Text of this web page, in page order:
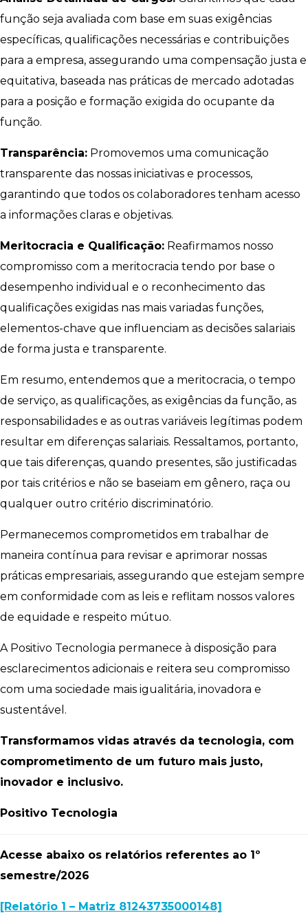
função seja avaliada com base em suas exigências
específicas, qualificações necessárias e contribuições
para a empresa, assegurando uma compensação justa e
equitativa, baseada nas práticas de mercado adotadas
para a posição e formação exigida do ocupante da
função.
Transparência: Promovemos uma comunicação
transparente das nossas iniciativas e processos,
garantindo que todos os colaboradores tenham acesso
a informações claras e objetivas.
Meritocracia e Qualificação: Reafirmamos nosso
compromisso com a meritocracia tendo por base o
desempenho individual e o reconhecimento das
qualificações exigidas nas mais variadas funções,
elementos-chave que influenciam as decisões salariais
de forma justa e transparente.
Em resumo, entendemos que a meritocracia, o tempo
de serviço, as qualificações, as exigências da função, as
responsabilidades e as outras variáveis legítimas podem
resultar em diferenças salariais. Ressaltamos, portanto,
que tais diferenças, quando presentes, são justificadas
por tais critérios e não se baseiam em gênero, raça ou
qualquer outro critério discriminatório.
Permanecemos comprometidos em trabalhar de
maneira contínua para revisar e aprimorar nossas
práticas empresariais, assegurando que estejam sempre
em conformidade com as leis e reflitam nossos valores
de equidade e respeito mútuo.
A Positivo Tecnologia permanece à disposição para
esclarecimentos adicionais e reitera seu compromisso
com uma sociedade mais igualitária, inovadora e
sustentável.
Transformamos vidas através da tecnologia, com
comprometimento de um futuro mais justo,
inovador e inclusivo.
Positivo Tecnologia
Acesse abaixo os relatórios referentes ao 1º
semestre/2026
[Relatório 1 – Matriz 81243735000148]